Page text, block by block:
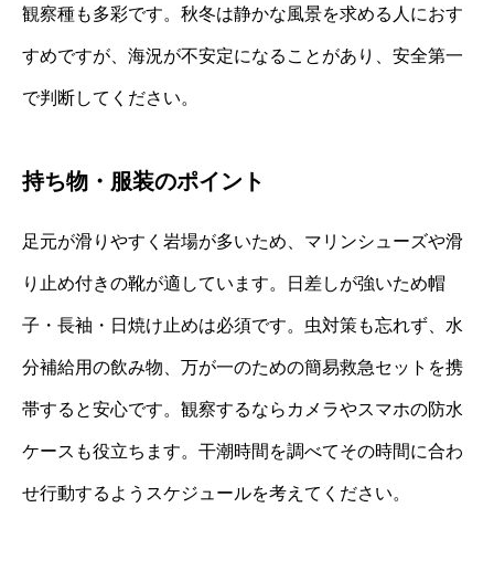
観察種も多彩です。秋冬は静かな風景を求める人におす
すめですが、海況が不安定になることがあり、安全第一
で判断してください。
持ち物・服装のポイント
足元が滑りやすく岩場が多いため、マリンシューズや滑
り止め付きの靴が適しています。日差しが強いため帽
子・長袖・日焼け止めは必須です。虫対策も忘れず、水
分補給用の飲み物、万が一のための簡易救急セットを携
帯すると安心です。観察するならカメラやスマホの防水
ケースも役立ちます。干潮時間を調べてその時間に合わ
せ行動するようスケジュールを考えてください。